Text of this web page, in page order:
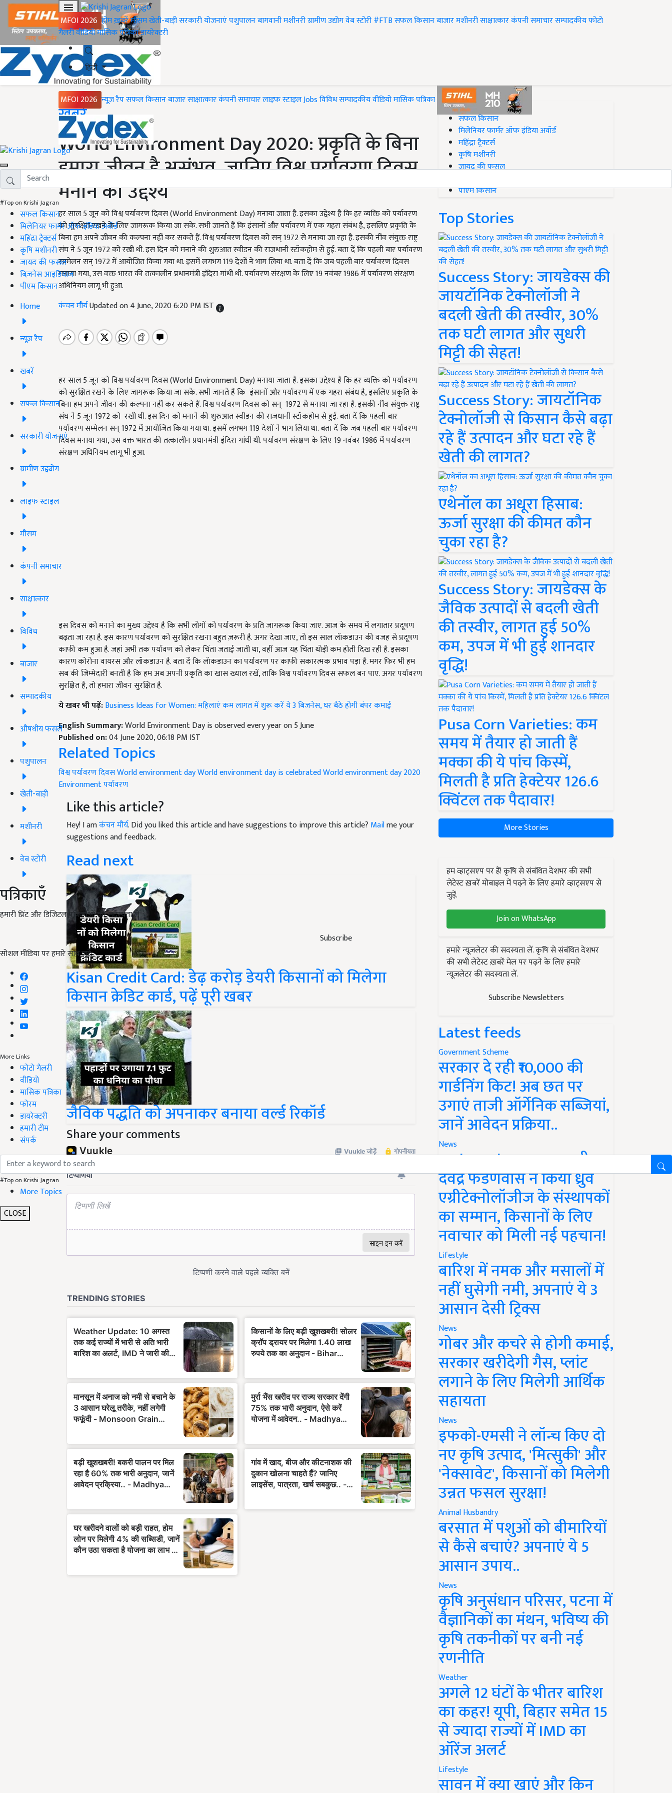
MFOI 2026 होमख़बरेंमौसमखेती-बाड़ीसरकारी योजनाएंपशुपालनबागवानीमशीनरीग्रामीण उद्योगवेब स्टोरी#FTBसफल किसानबाजारमशीनरीसाक्षात्कारकंपनी समाचारसम्पादकीयफोटो
गैलरीवीडियोमासिक पत्रिकाडायरेक्टरी
हिंदी
MFOI 2026 न्यूज़ रैपसफल किसानबाजारसाक्षात्कारकंपनी समाचारलाइफ स्टाइलJobsविविधसम्पादकीयवीडियोमासिक पत्रिका
#Top on Krishi Jagran
सफल किसान
मिलेनियर फार्मर ऑफ इंडिया अवॉर्ड
महिंद्रा ट्रैक्टर्स
कृषि मशीनरी
जायद की फसल
बिज़नेस आइडियाज
पीएम किसान
Home
न्यूज़ रैप
खबरें
सफल किसान
सरकारी योजनाएं
ग्रामीण उद्द्योग
लाइफ स्टाइल
मौसम
कंपनी समाचार
साक्षात्कार
विविध
बाजार
सम्पादकीय
औषधीय फसलें
पशुपालन
खेती-बाड़ी
मशीनरी
वेब स्टोरी
पत्रिकाएँ
हमारी प्रिंट और डिजिटल पत्रिकाओं की सदस्यता लें
Subscribe
सोशल मीडिया पर हमारे साथ जुड़ें:
More Links
फोटो गैलरी
वीडियो
मासिक पत्रिका
फोरम
डायरेक्टरी
हमारी टीम
संपर्क
#Top on Krishi Jagran
More Topics
CLOSE
Home
ख़बरें
World Environment Day 2020: प्रकृति के बिना
हमारा जीवन है असंभव, जानिए विश्व पर्यावरण दिवस
मनाने का उद्देश्य
हर साल 5 जून को विश्व पर्यावरण दिवस (World Environment Day) मनाया जाता है. इसका उद्देश्य है कि हर व्यक्ति को पर्यावरण
को सुरक्षित रखने के लिए जागरूक किया जा सके. सभी जानते हैं कि इंसानों और पर्यावरण में एक गहरा संबंध है, इसलिए प्रकृति के
बिना हम अपने जीवन की कल्पना नहीं कर सकते हैं. विश्व पर्यावरण दिवस को सन् 1972 से मनाया जा रहा है. इसकी नींव संयुक्त राष्ट्र
संघ ने 5 जून 1972 को रखी थी. इस दिन को मनाने की शुरुआत स्वीडन की राजधानी स्टॉकहोम से हुई. बता दें कि पहली बार पर्यावरण
सम्मेलन सन् 1972 में आयोजित किया गया था. इसमें लगभग 119 देशों ने भाग लिया था. बता दें कि जब पहली बार पर्यावरण दिवस
मनाया गया, उस वक्त भारत की तत्कालीन प्रधानमंत्री इंदिरा गांधी थी. पर्यावरण संरक्षण के लिए 19 नवंबर 1986 में पर्यावरण संरक्षण
अधिनियम लागू भी हुआ.
कंचन मौर्यUpdated on 4 June, 2020 6:20 PM IST
हर साल 5 जून को विश्व पर्यावरण दिवस (World Environment Day) मनाया जाता है. इसका उद्देश्य है कि हर व्यक्ति को पर्यावरण
को सुरक्षित रखने के लिए जागरूक किया जा सके. सभी जानते हैं कि इंसानों और पर्यावरण में एक गहरा संबंध है, इसलिए प्रकृति के
बिना हम अपने जीवन की कल्पना नहीं कर सकते हैं. विश्व पर्यावरण दिवस को सन् 1972 से मनाया जा रहा है. इसकी नींव संयुक्त राष्ट्र
संघ ने 5 जून 1972 को रखी थी. इस दिन को मनाने की शुरुआत स्वीडन की राजधानी स्टॉकहोम से हुई. बता दें कि पहली बार
पर्यावरण सम्मेलन सन् 1972 में आयोजित किया गया था. इसमें लगभग 119 देशों ने भाग लिया था. बता दें कि जब पहली बार पर्यावरण
दिवस मनाया गया, उस वक्त भारत की तत्कालीन प्रधानमंत्री इंदिरा गांधी थी. पर्यावरण संरक्षण के लिए 19 नवंबर 1986 में पर्यावरण
संरक्षण अधिनियम लागू भी हुआ.
इस दिवस को मनाने का मुख्य उद्देश्य है कि सभी लोगों को पर्यावरण के प्रति जागरूक किया जाए. आज के समय में लगातार प्रदूषण
बढ़ता जा रहा है. इस कारण पर्यावरण को सुरक्षित रखना बहुत ज़रूरी है. अगर देखा जाए, तो इस साल लॅाकडाउन की वजह से प्रदूषण
काफी कम हुआ है. जहां अभी तक पर्यावण को लेकर चिंता जताई जाती था, वहीं आज यह चिंता थोड़ी कम होती दिख रही है. इसका
कारण कोरोना वायरस और लॉकडाउन है. बता दें कि लॅाकडाउन का पर्यावरण पर काफी सकारत्मक प्रभाव पड़ा है. मगर फिर भी हम
सब की जिम्मेदारी बनती है कि हम अब अपनी प्रकृति का खास ख्याल रखें, ताकि विश्व पर्यावरण दिवस सफल बन पाए. अगर पर्यावरण
सुरक्षित है, तो हमारा जीवन सुरक्षित है.
ये खबर भी पढ़ें:Business Ideas for Women: महिलाएं कम लागत में शुरू करें ये 3 बिजनेस, घर बैठे होगी बंपर कमाई
English Summary:World Environment Day is observed every year on 5 June
Published on:04 June 2020, 06:18 PM IST
Related Topics
विश्व पर्यावरण दिवसWorld environment dayWorld environment day is celebratedWorld environment day 2020
Environmentपर्यावरण
Like this article?
Hey! I amकंचन मौर्य. Did you liked this article and have suggestions to improve this article? Mailme your
suggestions and feedback.
Read next
Kisan Credit Card: डेढ़ करोड़ डेयरी किसानों को मिलेगा
किसान क्रेडिट कार्ड, पढ़ें पूरी खबर
जैविक पद्धति को अपनाकर बनाया वर्ल्ड रिकॉर्ड
Share your comments
#Top on Krishi Jagran
सफल किसान
मिलेनियर फार्मर ऑफ इंडिया अवॉर्ड
महिंद्रा ट्रैक्टर्स
कृषि मशीनरी
जायद की फसल
पीएम किसान
Top Stories
Success Story: जायडेक्स की
जायटॉनिक टेक्नोलॉजी ने
बदली खेती की तस्वीर, 30%
तक घटी लागत और सुधरी
मिट्टी की सेहत!
Success Story: जायटॉनिक
टेक्नोलॉजी से किसान कैसे बढ़ा
रहे हैं उत्पादन और घटा रहे हैं
खेती की लागत?
एथेनॉल का अधूरा हिसाब:
ऊर्जा सुरक्षा की कीमत कौन
चुका रहा है?
Success Story: जायडेक्स के
जैविक उत्पादों से बदली खेती
की तस्वीर, लागत हुई 50%
कम, उपज में भी हुई शानदार
वृद्धि!
Pusa Corn Varieties: कम
समय में तैयार हो जाती हैं
मक्का की ये पांच किस्में,
मिलती है प्रति हेक्टेयर 126.6
क्विंटल तक पैदावार!
More Stories
हम व्हाट्सएप पर हैं! कृषि से संबंधित देशभर की सभी
लेटेस्ट ख़बरें मोबाइल में पढ़ने के लिए हमारे व्हाट्सएप से
जुड़ें.
Join on WhatsApp
हमारे न्यूज़लेटर की सदस्यता लें. कृषि से संबंधित देशभर
की सभी लेटेस्ट ख़बरें मेल पर पढ़ने के लिए हमारे
न्यूज़लेटर की सदस्यता लें.
Subscribe Newsletters
Latest feeds
Government Scheme
सरकार दे रही ₹10,000 की
गार्डनिंग किट! अब छत पर
उगाएं ताजी ऑर्गेनिक सब्जियां,
जानें आवेदन प्रक्रिया..
News
Maharashtra News: सीएम
देवेंद्र फडणवीस ने किया ध्रुव
एग्रीटेक्नोलॉजीज के संस्थापकों
का सम्मान, किसानों के लिए
नवाचार को मिली नई पहचान!
Lifestyle
बारिश में नमक और मसालों में
नहीं घुसेगी नमी, अपनाएं ये 3
आसान देसी ट्रिक्स
News
गोबर और कचरे से होगी कमाई,
सरकार खरीदेगी गैस, प्लांट
लगाने के लिए मिलेगी आर्थिक
सहायता
News
इफको-एमसी ने लॉन्च किए दो
नए कृषि उत्पाद, 'मित्सुकी' और
'नेक्सावेट', किसानों को मिलेगी
उन्नत फसल सुरक्षा!
Animal Husbandry
बरसात में पशुओं को बीमारियों
से कैसे बचाएं? अपनाएं ये 5
आसान उपाय..
News
कृषि अनुसंधान परिसर, पटना में
वैज्ञानिकों का मंथन, भविष्य की
कृषि तकनीकों पर बनी नई
रणनीति
Weather
अगले 12 घंटों के भीतर बारिश
का कहर! यूपी, बिहार समेत 15
से ज्यादा राज्यों में IMD का
ऑरेंज अलर्ट
Lifestyle
सावन में क्या खाएं और किन